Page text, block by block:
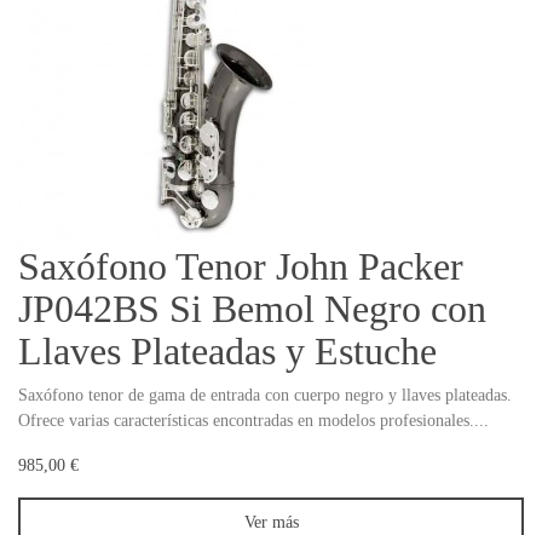
Saxófono Tenor John Packer
JP042BS Si Bemol Negro con
Llaves Plateadas y Estuche
Saxófono tenor de gama de entrada con cuerpo negro y llaves plateadas.
Ofrece varias características encontradas en modelos profesionales....
985,00 €
Ver más